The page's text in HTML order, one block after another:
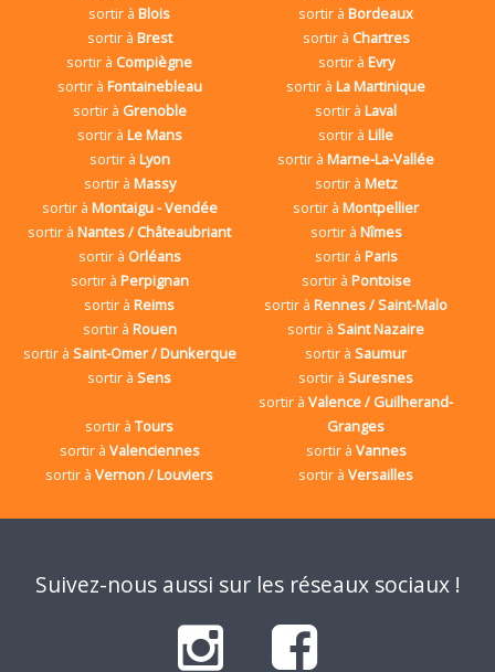
sortir àBlois sortir àBordeaux
sortir à Brest sortir à Chartres
sortir à Compiègne sortir à Evry
sortir à Fontainebleau sortir àLa Martinique
sortir à Grenoble sortir àLaval
sortir à Le Mans sortir àLille
sortir à Lyon sortir àMarne-La-Vallée
sortir à Massy sortir à Metz
sortir à Montaigu - Vendée sortir àMontpellier
sortir àNantes / Châteaubriant sortir à Nîmes
sortir à Orléans sortir à Paris
sortir à Perpignan sortir à Pontoise
sortir àReims sortir àRennes / Saint-Malo
sortir à Rouen sortir àSaint Nazaire
sortir à Saint-Omer / Dunkerque sortir àSaumur
sortir àSens sortir àSuresnes
sortir àTours
sortir àValence / Guilherand-
Granges
sortir à Valenciennes sortir à Vannes
sortir àVernon / Louviers sortir àVersailles
Suivez-nous aussi sur les réseaux sociaux !